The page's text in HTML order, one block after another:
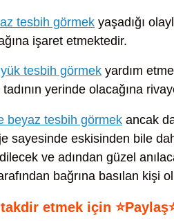
tesbih görmek yaşadığı
işaret etmektedir.
tesbih görmek yardım
yerinde olacağına
beyaz tesbih görmek ancak
sayesinde eskisinden bile
ve adından güzel
bağrına basılan kişi
etmek için